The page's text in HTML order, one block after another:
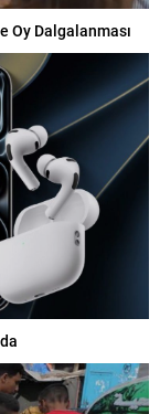
Oy Dalgalanması